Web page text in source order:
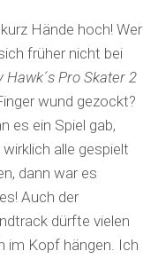
Hände hoch! Wer
früher nicht bei
Hawk´s Pro Skater 2
wund gezockt?
es ein Spiel gab,
alle gespielt
dann war es
Auch der
dürfte vielen
im Kopf hängen. Ich